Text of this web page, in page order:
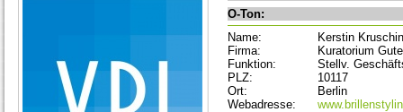
O-Ton:
Name:
Kerstin
Firma:
Kuratorium
Funktion:
Stellv.
PLZ:
10117
Ort:
Berlin
Webadresse: